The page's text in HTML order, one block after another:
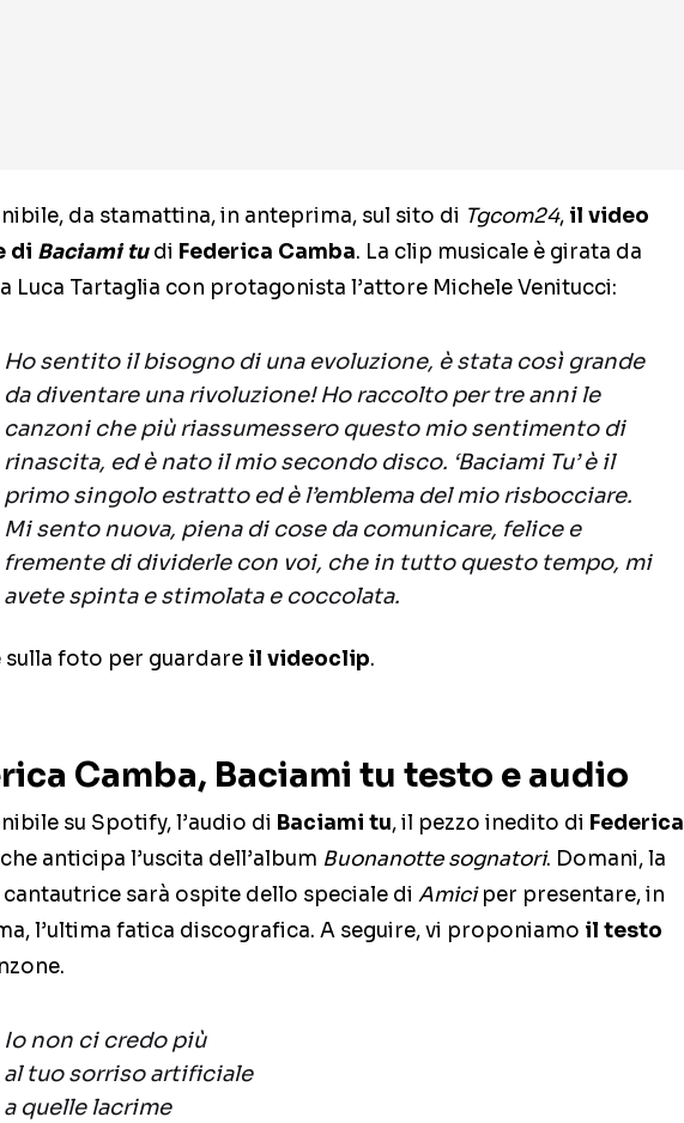
da stamattina, in anteprima, sul sito di Tgcom24, il video
di Baciami tudi Federica Camba. La clip musicale è girata da
Luca Tartaglia con protagonista l’attore Michele Venitucci:
Ho sentito il bisogno di una evoluzione, è stata così grande
da diventare una rivoluzione! Ho raccolto per tre anni le
canzoni che più riassumessero questo mio sentimento di
rinascita, ed è nato il mio secondo disco. ‘Baciami Tu’ è il
primo singolo estratto ed è l’emblema del mio risbocciare.
Mi sento nuova, piena di cose da comunicare, felice e
fremente di dividerle con voi, che in tutto questo tempo, mi
avete spinta e stimolata e coccolata.
sulla foto per guardare il videoclip.
Camba, Baciami tu testo e audio
su Spotify, l’audio di Baciami tu, il pezzo inedito di Federica
che anticipa l’uscita dell’album Buonanotte sognatori. Domani, la
cantautrice sarà ospite dello speciale di Amiciper presentare, in
l’ultima fatica discografica. A seguire, vi proponiamo il testo
Io non ci credo più
al tuo sorriso artificiale
a quelle lacrime